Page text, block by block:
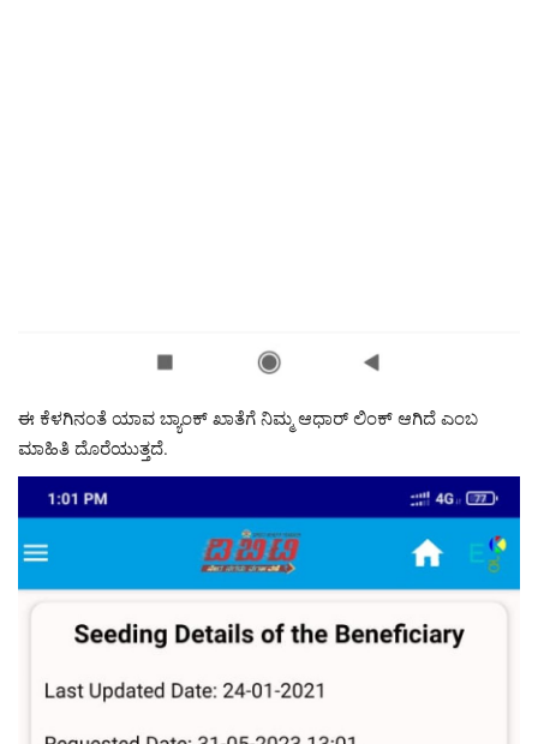
ಈ ಕೆಳಗಿನಂತೆ ಯಾವ ಬ್ಯಾಂಕ್ ಖಾತೆಗೆ ನಿಮ್ಮ ಆಧಾರ್ ಲಿಂಕ್ ಆಗಿದೆ ಎಂಬ
ಮಾಹಿತಿ ದೊರೆಯುತ್ತದೆ.